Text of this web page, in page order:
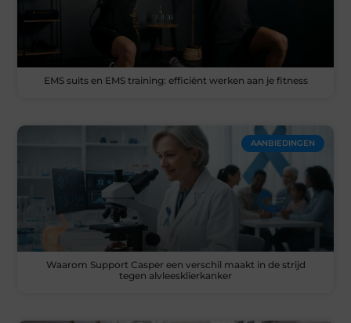
EMS suits en EMS training: efficiënt werken aan je fitness
AANBIEDINGEN
Waarom Support Casper een verschil maakt in de strijd
tegen alvleesklierkanker